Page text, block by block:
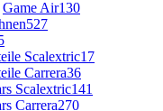
Game Air130
527
Scalextric17
Carrera36
Scalextric141
Carrera270